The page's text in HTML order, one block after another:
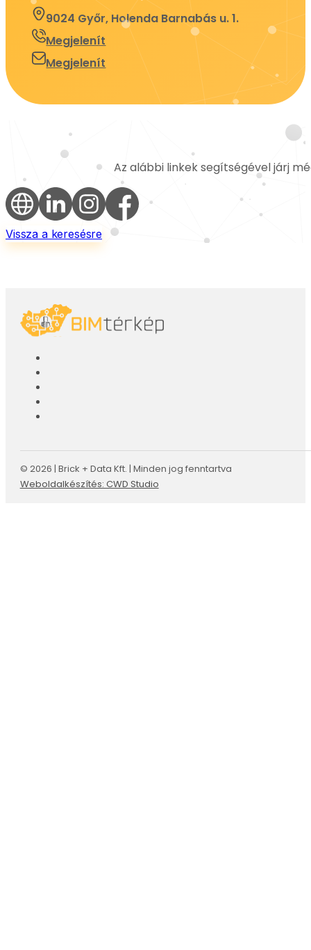
9024 Győr, Holenda Barnabás u. 1.
Megjelenít
Megjelenít
Az alábbi linkek segítségével járj
Vissza a keresésre
© 2026 | Brick + Data Kft. | Minden jog fenntartva
Weboldalkészítés: CWD Studio